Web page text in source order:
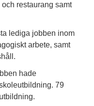
restaurang samt
lediga jobben inom
arbete, samt
hade
79